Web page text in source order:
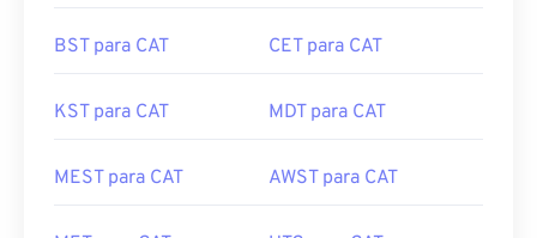
BST para CAT CET para CAT
KST para CAT MDT para CAT
MEST para CAT AWST para CAT